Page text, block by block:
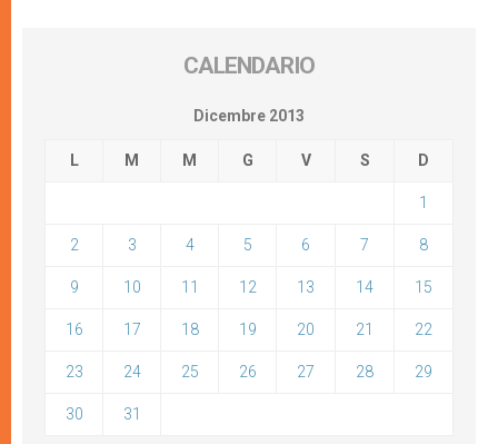
CALENDARIO
Dicembre 2013
L M M G V S D
1
2 3 4 5 6 7 8
9 10 11 12 13 14 15
16 17 18 19 20 21 22
23 24 25 26 27 28 29
30 31